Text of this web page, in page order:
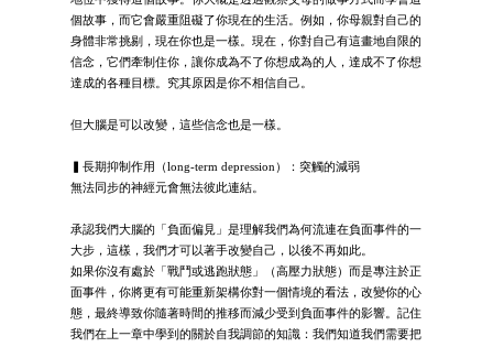
個故事，而它會嚴重阻礙了你現在的生活。例如，你母親對自己的
身體非常挑剔，現在你也是一樣。現在，你對自己有這畫地自限的
信念，它們牽制住你，讓你成為不了你想成為的人，達成不了你想
達成的各種目標。究其原因是你不相信自己。
但大腦是可以改變，這些信念也是一樣。
▍長期抑制作用（long-term depression）：突觸的減弱
無法同步的神經元會無法彼此連結。
承認我們大腦的「負面偏見」是理解我們為何流連在負面事件的一
大步，這樣，我們才可以著手改變自己，以後不再如此。
如果你沒有處於「戰鬥或逃跑狀態」（高壓力狀態）而是專注於正
面事件，你將更有可能重新架構你對一個情境的看法，改變你的心
態，最終導致你隨著時間的推移而減少受到負面事件的影響。記住
我們在上一章中學到的關於自我調節的知識：我們知道我們需要把